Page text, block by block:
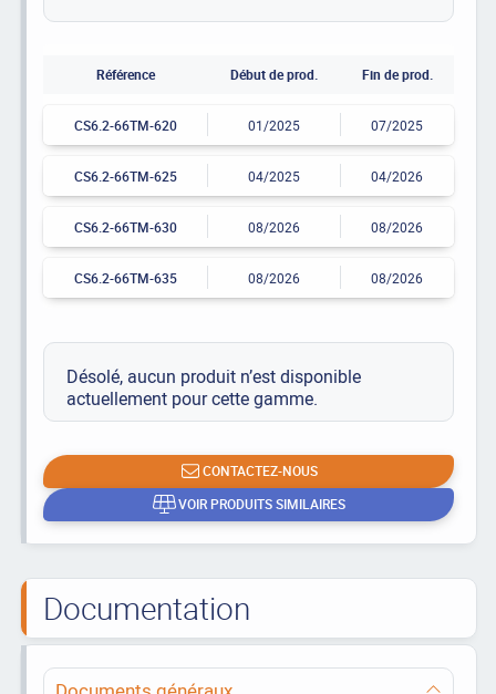
Référence Début de prod. Fin de prod.
CS6.2-66TM-620 01/2025 07/2025
CS6.2-66TM-625 04/2025 04/2026
CS6.2-66TM-630 08/2026 08/2026
CS6.2-66TM-635 08/2026 08/2026
Désolé, aucun produit n’est disponible
actuellement pour cette gamme.
CONTACTEZ-NOUS
VOIR PRODUITS SIMILAIRES
Documentation